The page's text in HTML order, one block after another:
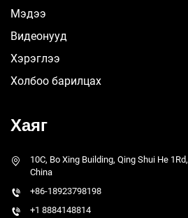
Мэдээ
Видеонууд
Хэрэглээ
Холбоо барилцах
Хаяг
10C, Bo Xing Building, Qing Shui He
China
+86-18923798198
+1 8884148814